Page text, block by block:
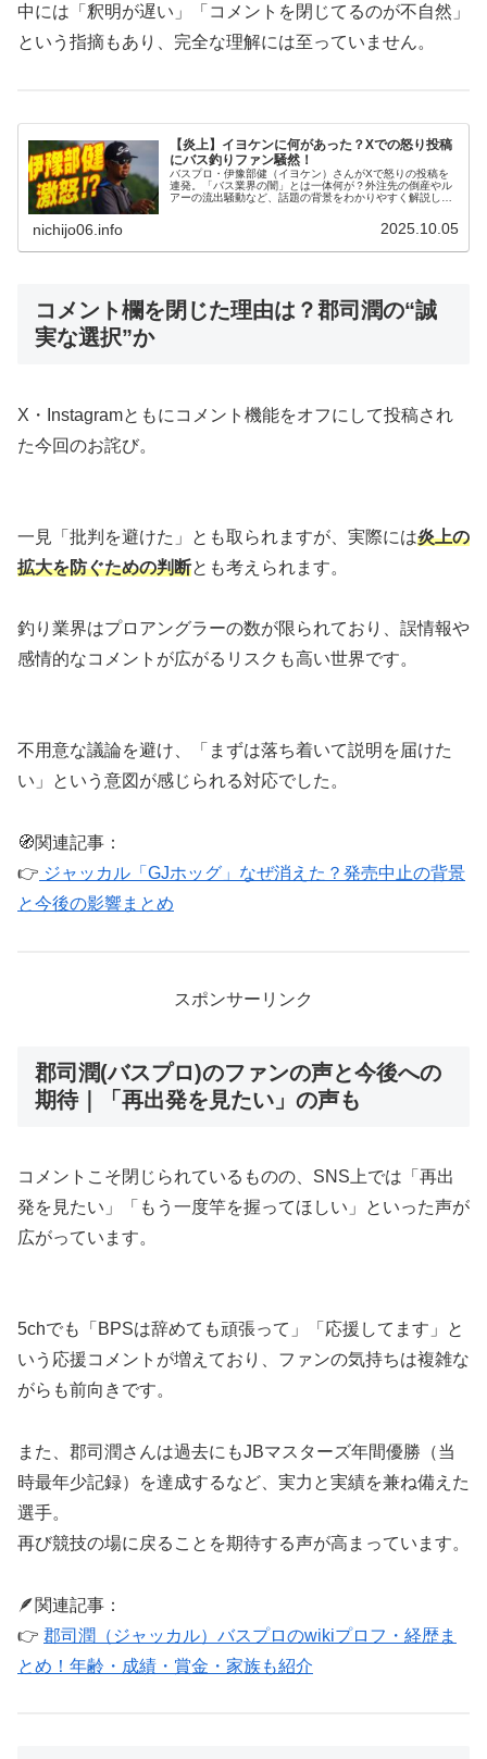
中には「釈明が遅い」「コメントを閉じてるのが不自然」
という指摘もあり、完全な理解には至っていません。
【炎上】イヨケンに何があった？Xでの怒り投稿
にバス釣りファン騒然！
バスプロ・伊豫部健（イヨケン）さんがXで怒りの投稿を
連発。「バス業界の闇」とは一体何が？外注先の倒産やル
アーの流出騒動など、話題の背景をわかりやすく解説しま
nichijo06.info 2025.10.05
コメント欄を閉じた理由は？郡司潤の“誠
実な選択”か
X・Instagramともにコメント機能をオフにして投稿され
た今回のお詫び。
一見「批判を避けた」とも取られますが、実際には炎上の
拡大を防ぐための判断とも考えられます。
釣り業界はプロアングラーの数が限られており、誤情報や
感情的なコメントが広がるリスクも高い世界です。
不用意な議論を避け、「まずは落ち着いて説明を届けた
い」という意図が感じられる対応でした。
🧭関連記事：
👉 ジャッカル「GJホッグ」なぜ消えた？発売中止の背景
と今後の影響まとめ
スポンサーリンク
郡司潤(バスプロ)のファンの声と今後への
期待｜「再出発を見たい」の声も
コメントこそ閉じられているものの、SNS上では「再出
発を見たい」「もう一度竿を握ってほしい」といった声が
広がっています。
5chでも「BPSは辞めても頑張って」「応援してます」と
いう応援コメントが増えており、ファンの気持ちは複雑な
がらも前向きです。
また、郡司潤さんは過去にもJBマスターズ年間優勝（当
時最年少記録）を達成するなど、実力と実績を兼ね備えた
選手。
再び競技の場に戻ることを期待する声が高まっています。
🪶関連記事：
👉 郡司潤（ジャッカル）バスプロのwikiプロフ・経歴ま
とめ！年齢・成績・賞金・家族も紹介